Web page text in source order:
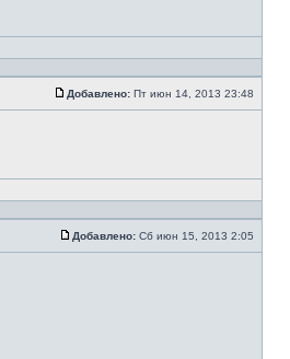
Добавлено: Пт июн 14, 2013 23:48
Добавлено: Сб июн 15, 2013 2:05